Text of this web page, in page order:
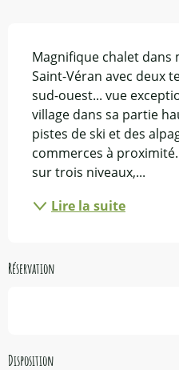
Magnifique chalet
Saint-Véran avec deux
sud-ouest... vue
village dans sa partie
pistes de ski et des
commerces à
sur trois niveaux,...
Lire la suite
Réservation
Disposition